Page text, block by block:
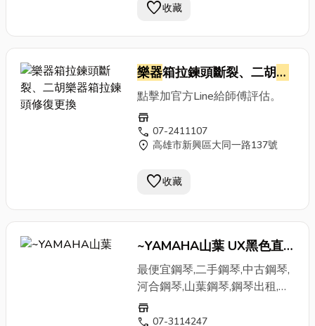
favorite收藏
樂器箱拉鍊頭斷裂、二胡樂
器箱拉鍊頭修復更換
點擊加官方Line給師傅評估。
store
call 07-2411107
location_on 高雄市新興區大同一路137號
favorite收藏
~YAMAHA山葉 UX黑色直
立式鋼琴
最便宜鋼琴,二手鋼琴,中古鋼琴,
河合鋼琴,山葉鋼琴,鋼琴出租,高
雄鋼琴買賣
store
call 07-3114247